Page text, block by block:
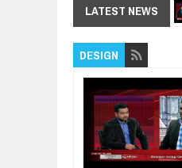
LATEST NEWS
DESIGN